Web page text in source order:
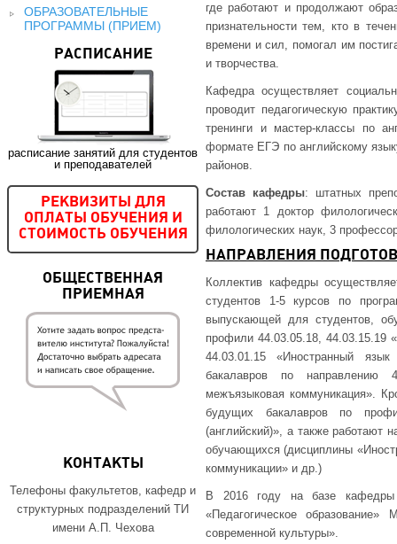
ОБРАЗОВАТЕЛЬНЫЕ
ПРОГРАММЫ (ПРИЕМ)
РАСПИСАНИЕ
расписание занятий для студентов
и преподавателей
РЕКВИЗИТЫ ДЛЯ
ОПЛАТЫ ОБУЧЕНИЯ И
СТОИМОСТЬ ОБУЧЕНИЯ
ОБЩЕСТВЕННАЯ
ПРИЕМНАЯ
КОНТАКТЫ
Телефоны факультетов, кафедр и
структурных подразделений ТИ
имени А.П. Чехова
где работают и продолжают
признательности тем, кто в
времени и сил, помогал им
и творчества.
Кафедра осуществляет
проводит педагогическую
тренинги и мастер-классы по
формате ЕГЭ по английскому
районов.
Состав кафедры: штатных
работают 1 доктор
филологических наук, 3
НАПРАВЛЕНИЯ
Коллектив кафедры
студентов 1-5 курсов по
выпускающей для студентов,
профили 44.03.05.18, 44.03.15.19
44.03.01.15 «Иностранный
бакалавров по направлению
межъязыковая коммуникация».
будущих бакалавров по
(английский)», а также работают
обучающихся (дисциплины
коммуникации» и др.)
В 2016 году на базе кафедры
«Педагогическое
современной культуры».